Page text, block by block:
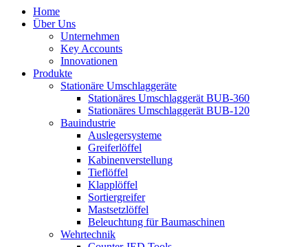
Home
Über Uns
Unternehmen
Key Accounts
Innovationen
Produkte
Stationäre Umschlaggeräte
Stationäres Umschlaggerät BUB-360
Stationäres Umschlaggerät BUB-120
Bauindustrie
Auslegersysteme
Greiferlöffel
Kabinenverstellung
Tieflöffel
Klapplöffel
Sortiergreifer
Mastsetzlöffel
Beleuchtung für Baumaschinen
Wehrtechnik